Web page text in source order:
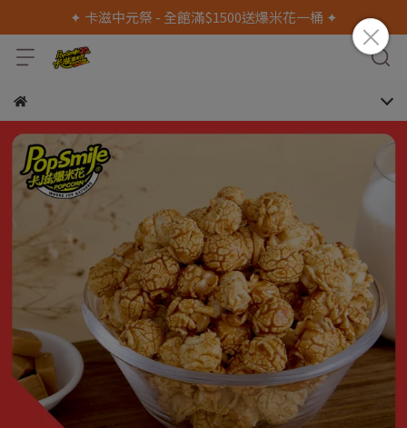
✦ 卡滋中元祭 - 全館滿$1500送爆米花一桶 ✦